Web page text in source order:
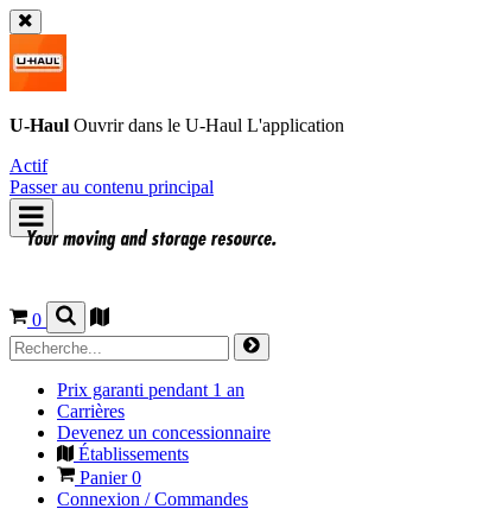
U-Haul Ouvrir dans le U-Haul L'application
Actif
Passer au contenu principal
0
Prix garanti pendant 1 an
Carrières
Devenez un concessionnaire
Établissements
Panier0
Connexion / Commandes